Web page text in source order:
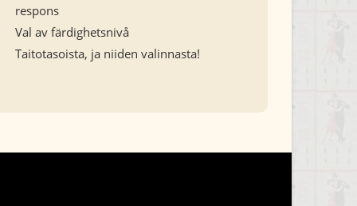
respons
Val av färdighetsnivå
Taitotasoista, ja niiden valinnasta!